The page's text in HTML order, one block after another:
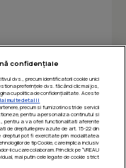
confidențiale
dvs., precum identificatorii cookie unici
preferințele dvs. făcând clic mai jos,
cu politica de confidențialitate. Aceste
multe detalii
precum si furnizorii nostri de servicii
pentru a personaliza continutul si
pentru a va oferi functionalitati aferente
de drepturile prevazute de art. 15-22 din
pot fi exercitate prin modalitatea
de tip Cookie, care implica inclusiv
ii cu care colaboram. Prin click pe “VREAU
mai putin cele legate de cookie strict